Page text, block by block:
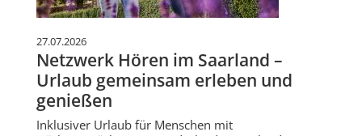
27.07.2026
Netzwerk Hören im Saarland –
Urlaub gemeinsam erleben und
genießen
Inklusiver Urlaub für Menschen mit